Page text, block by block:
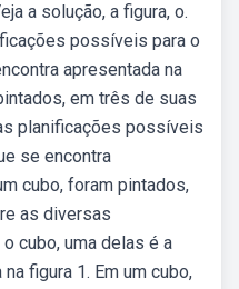
a solução, a figura, o.
possíveis para o
apresentada na
em três de suas
planificações possíveis
se encontra
cubo, foram pintados,
as diversas
cubo, uma delas é a
figura 1. Em um cubo,